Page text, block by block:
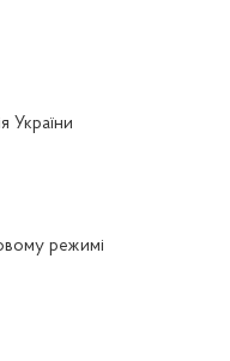
України
режимі